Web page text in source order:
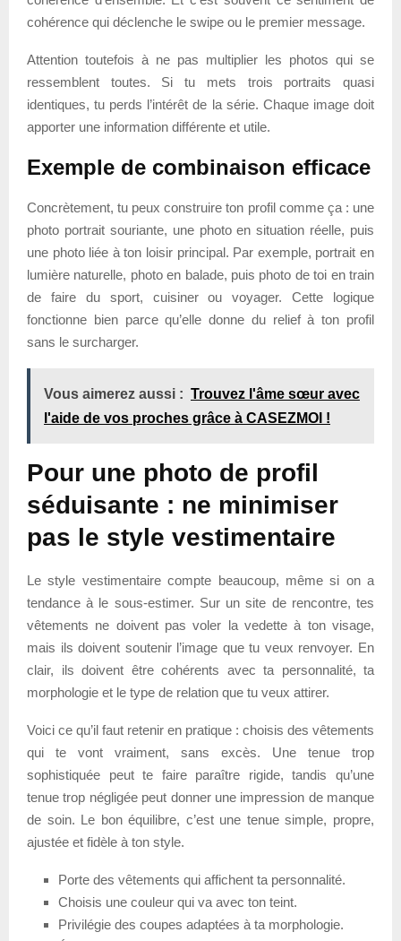
cohérence qui déclenche le swipe ou le premier message.
Attention toutefois à ne pas multiplier les photos qui se
ressemblent toutes. Si tu mets trois portraits quasi
identiques, tu perds l’intérêt de la série. Chaque image doit
apporter une information différente et utile.
Exemple de combinaison efficace
Concrètement, tu peux construire ton profil comme ça : une
photo portrait souriante, une photo en situation réelle, puis
une photo liée à ton loisir principal. Par exemple, portrait en
lumière naturelle, photo en balade, puis photo de toi en train
de faire du sport, cuisiner ou voyager. Cette logique
fonctionne bien parce qu’elle donne du relief à ton profil
sans le surcharger.
Vous aimerez aussi : Trouvez l'âme sœur avec
l'aide de vos proches grâce à CASEZMOI !
Pour une photo de profil
séduisante : ne minimiser
pas le style vestimentaire
Le style vestimentaire compte beaucoup, même si on a
tendance à le sous-estimer. Sur un site de rencontre, tes
vêtements ne doivent pas voler la vedette à ton visage,
mais ils doivent soutenir l’image que tu veux renvoyer. En
clair, ils doivent être cohérents avec ta personnalité, ta
morphologie et le type de relation que tu veux attirer.
Voici ce qu’il faut retenir en pratique : choisis des vêtements
qui te vont vraiment, sans excès. Une tenue trop
sophistiquée peut te faire paraître rigide, tandis qu’une
tenue trop négligée peut donner une impression de manque
de soin. Le bon équilibre, c’est une tenue simple, propre,
ajustée et fidèle à ton style.
Porte des vêtements qui affichent ta personnalité.
Choisis une couleur qui va avec ton teint.
Privilégie des coupes adaptées à ta morphologie.